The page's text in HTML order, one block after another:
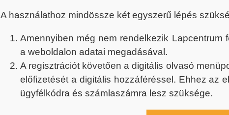
A használathoz mindössze két egyszerű lépés
Amennyiben még nem rendelkezik Lapcentrum
a weboldalon adatai megadásával.
A regisztrációt követően a digitális olvasó
előfizetését a digitális hozzáféréssel. Ehhez az
ügyfélkódra és számlaszámra lesz szüksége.